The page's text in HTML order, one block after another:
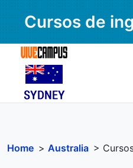
Cursos de
Home > Australia >